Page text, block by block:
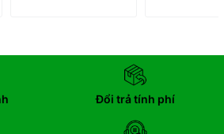
Đổi trả tính phí